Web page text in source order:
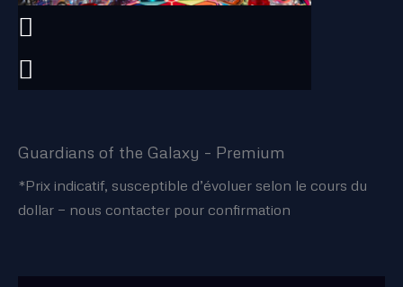
Guardians of the Galaxy – Premium
*Prix indicatif, susceptible d’évoluer selon le cours du
dollar — nous contacter pour confirmation